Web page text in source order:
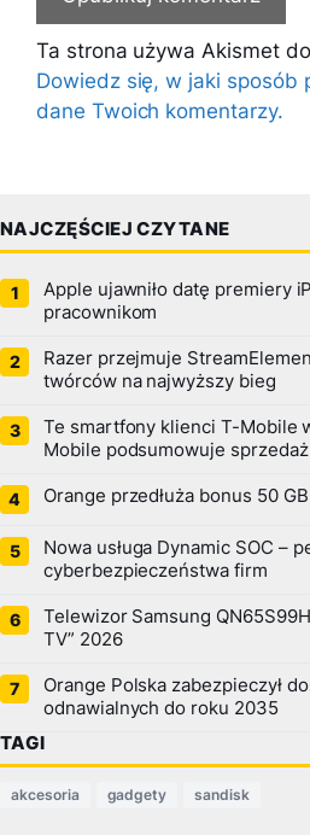
Ta strona używa Akismet
Dowiedz się, w jaki sposób
dane Twoich komentarzy.
NAJCZĘŚCIEJ CZYTANE
Apple ujawniło datę premiery
pracownikom
Razer przejmuje
twórców na najwyższy bieg
Te smartfony klienci T-Mobile
Mobile podsumowuje
Orange przedłuża bonus 50
Nowa usługa Dynamic SOC –
cyberbezpieczeństwa firm
Telewizor Samsung
TV” 2026
Orange Polska zabezpieczył
odnawialnych do roku 2035
TAGI
akcesoria gadgety sandisk